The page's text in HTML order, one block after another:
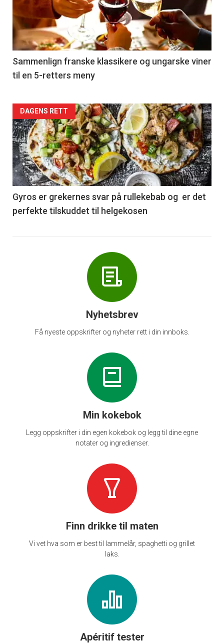
nå
-
5
Sammenlign franske klassikere og ungarske viner
til en 5-retters meny
Forsiden
akkurat
nå
-
6
DAGENS RETT
Gyros er grekernes svar på rullekebab og er det
perfekte tilskuddet til helgekosen
Nyhetsbrev
Få nyeste oppskrifter og nyheter rett i din innboks.
Min kokebok
Legg oppskrifter i din egen kokebok og legg til dine egne
notater og ingredienser.
Finn drikke til maten
Vi vet hva som er best til lammelår, spaghetti og grillet
laks.
Apéritif tester